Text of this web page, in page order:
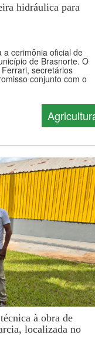
hidráulica para
a cerimônia oficial de
de Brasnorte. O
secretários
conjunto com o
à obra de
localizada no